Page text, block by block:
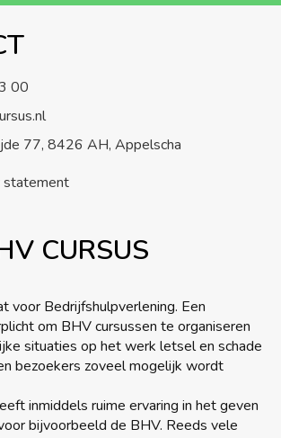
00
77, 8426 AH, Appelscha
statement
CURSUS
voor Bedrijfshulpverlening. Een
om BHV cursussen te organiseren
situaties op het werk letsel en schade
bezoekers zoveel mogelijk wordt
inmiddels ruime ervaring in het geven
bijvoorbeeld de BHV. Reeds vele